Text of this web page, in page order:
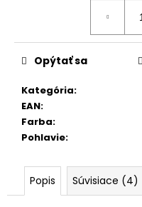
Kategória:
EAN:
Farba:
Pohlavie:
Opýtať sa
Popis Súvisiace (4)